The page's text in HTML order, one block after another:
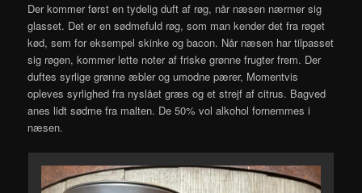
Der kommer først en tydelig duft af røg, når næsen nærmer sig
glasset. Det er en sødmefuld røg, som man kender det fra røget
kød, sem for eksempel skinke og bacon. Når næsen har tilpasset
sig røgen, kommer lette noter af friske grønne frugter frem. Der
duftes syrlige grønne æbler og umodne pærer, Momentvis
opleves syrlighed fra nyslået græs og et strejf af citrus. Bagved
anes lidt sødme fra malten. De 50% vol alkohol fornemmes i
næsen.